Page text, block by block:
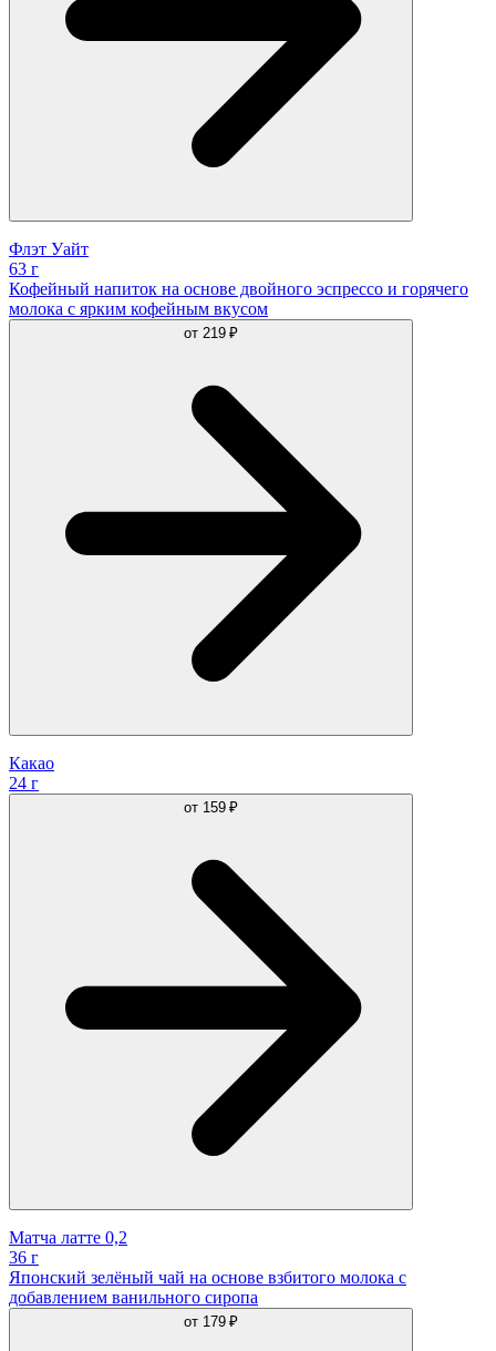
Флэт Уайт
63 г
Кофейный напиток на основе двойного эспрессо и горячего
молока с ярким кофейным вкусом
от 219 ₽
Какао
24 г
от 159 ₽
Матча латте 0,2
36 г
Японский зелёный чай на основе взбитого молока с
добавлением ванильного сиропа
от 179 ₽